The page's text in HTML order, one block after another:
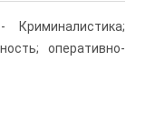
Криминалистика;
оперативно-